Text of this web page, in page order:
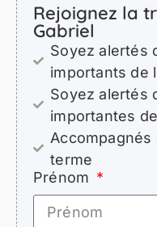
Rejoignez la
Gabriel
Soyez alertés
importants de
Soyez alertés
importantes
terme
Prénom